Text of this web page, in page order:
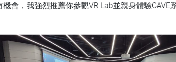
機會，我強烈推薦你參觀VR Lab並親身體驗CAVE